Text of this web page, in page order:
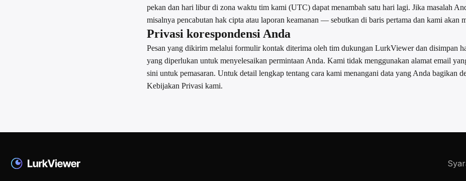
pekan dan hari libur di zona waktu tim kami (UTC) dapat menambah satu hari lagi. Jika masalah
misalnya pencabutan hak cipta atau laporan keamanan — sebutkan di baris pertama dan kami akan
Privasi korespondensi Anda
Pesan yang dikirim melalui formulir kontak diterima oleh tim dukungan LurkViewer dan disimpan
yang diperlukan untuk menyelesaikan permintaan Anda. Kami tidak menggunakan alamat email
sini untuk pemasaran. Untuk detail lengkap tentang cara kami menangani data yang Anda bagikan
Kebijakan Privasi kami.